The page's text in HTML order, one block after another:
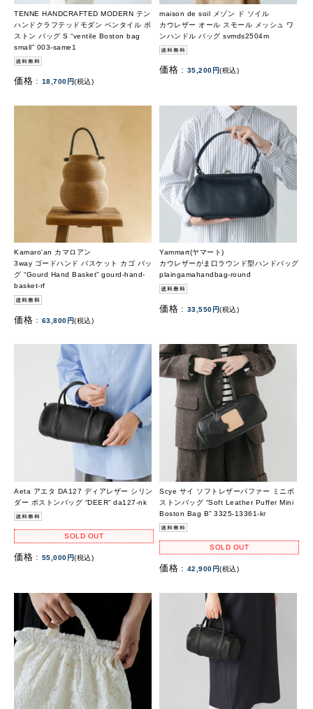
TENNE HANDCRAFTED MODERN テン
ハンドクラフテッドモダン ベンタイル ボ
ストン バッグ S “ventile Boston bag
small” 003-same1
価格 : 18,700円(税込)
maison de soil メゾン ド ソイル
カウレザー オール スモール メッシュ ワ
ンハンドル バッグ svmds2504m
価格 : 35,200円(税込)
Kamaro'an カマロアン
3way ゴードハンド バスケット カゴ バッ
グ “Gourd Hand Basket” gourd-hand-
basket-rf
価格 : 63,800円(税込)
Yammart(ヤマート)
カウレザーがま口ラウンド型ハンドバッグ
plaingamahandbag-round
価格 : 33,550円(税込)
Aeta アエタ DA127 ディアレザー シリン
ダー ボストンバッグ “DEER” da127-nk
SOLD OUT
価格 : 55,000円(税込)
Scye サイ ソフトレザーパファー ミニボ
ストンバッグ “Soft Leather Puffer Mini
Boston Bag B” 3325-13361-kr
SOLD OUT
価格 : 42,900円(税込)